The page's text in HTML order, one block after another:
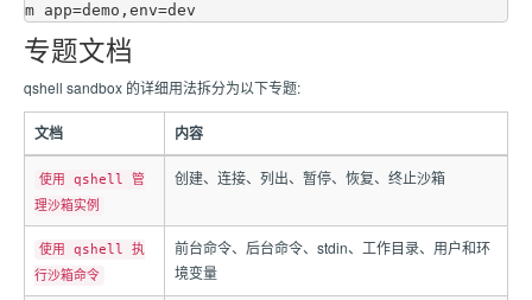
专题文档
qshell sandbox 的详细用法拆分为以下专题:
文档 内容
使用 qshell 管
理沙箱实例
创建、连接、列出、暂停、恢复、终止沙箱
使用 qshell 执
行沙箱命令
前台命令、后台命令、stdin、工作目录、用户和环
境变量